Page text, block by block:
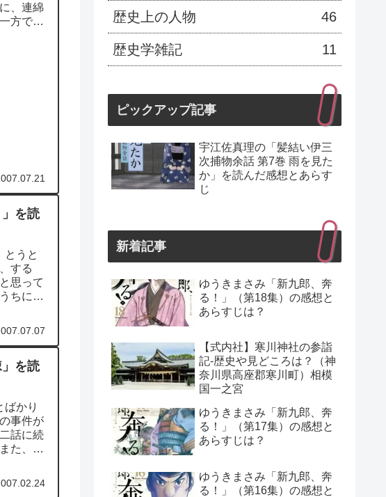
、連綿
方で、
を読
とうと
する
思って
ちにそ
を読
ばかり
事件が
話に続
た、本
歴史上の人物 46
歴史学雑記 11
ピックアップ記事
宇江佐真理の「髪結い伊三
次捕物余話 第7巻 雨を見た
か」を読んだ感想とあらす
じ
新着記事
ゆうきまさみ「新九郎、奔
る！」（第18集）の感想と
あらすじは？
【式内社】寒川神社の参詣
記-歴史や見どころは？（神
奈川県高座郡寒川町）相模
国一之宮
ゆうきまさみ「新九郎、奔
る！」（第17集）の感想と
あらすじは？
ゆうきまさみ「新九郎、奔
る！」（第16集）の感想と